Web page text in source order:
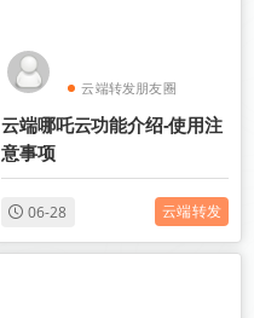
云端转发朋友圈
云端收藏转发
云端哪吒云功能介绍-使用注
意事项
06-28 云端转发